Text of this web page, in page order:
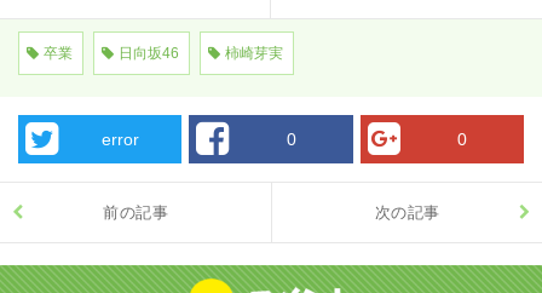
卒業 日向坂46 柿崎芽実
error 0 0
前の記事 次の記事